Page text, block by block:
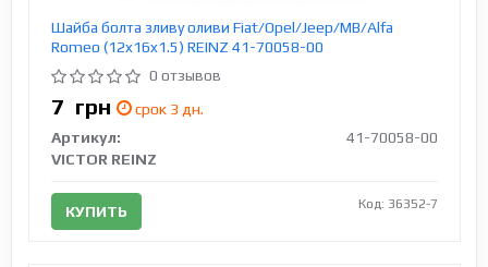
Шайба болта зливу оливи Fiat/Opel/Jeep/MB/Alfa
Romeo (12x16x1.5) REINZ 41-70058-00
0 отзывов
7 грн
срок 3 дн.
Артикул:
41-70058-00
VICTOR REINZ
КУПИТЬ Код: 36352-7